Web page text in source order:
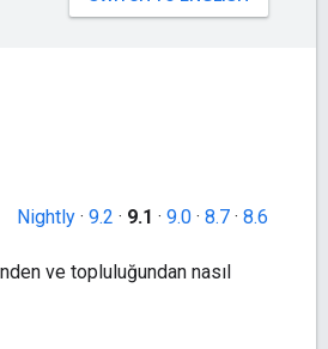
Nightly · 9.2 · 9.1 · 9.0 · 8.7 · 8.6
ve topluluğundan nasıl